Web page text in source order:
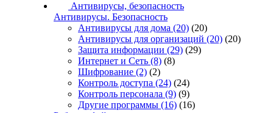
Антивирусы, безопасность
Антивирусы. Безопасность
Антивирусы для дома (20) (20)
Антивирусы для организаций (20) (20)
Защита информации (29) (29)
Интернет и Сеть (8) (8)
Шифрование (2) (2)
Контроль доступа (24) (24)
Контроль персонала (9) (9)
Другие программы (16) (16)